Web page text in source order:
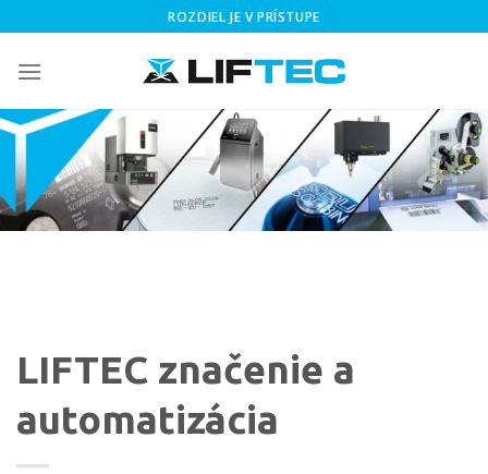
to
content
ROZDIEL JE V PRÍSTUPE
LIFTEC značenie a
automatizácia